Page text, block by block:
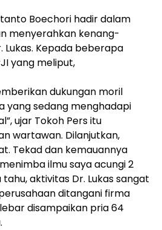
Boechori hadir dalam
menyerahkan kenang-
Lukas. Kepada beberapa
yang meliput,
dukungan moril
yang sedang menghadapi
ujar Tokoh Pers itu
wartawan. Dilanjutkan,
Tekad dan kemauannya
ilmu saya acungi 2
aktivitas Dr. Lukas sangat
ditangani firma
disampaikan pria 64